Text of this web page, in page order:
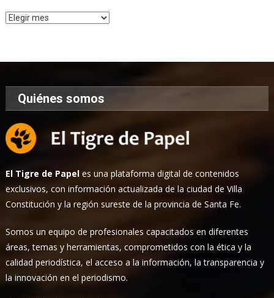
Archivo
Quiénes somos
El Tigre de Papel es una plataforma digital de contenidos
exclusivos, con información actualizada de la ciudad de Villa
Constitución y la región sureste de la provincia de Santa Fe.
Somos un equipo de profesionales capacitados en diferentes
áreas, temas y herramientas, comprometidos con la ética y la
calidad periodística, el acceso a la información, la transparencia y
la innovación en el periodismo.